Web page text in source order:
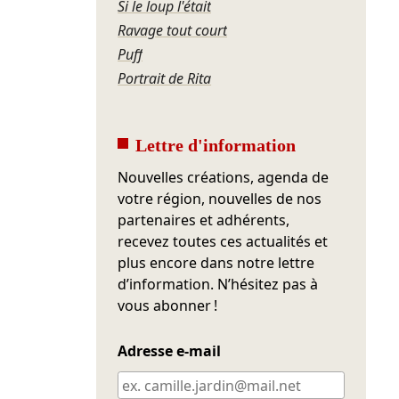
Si le loup l'était
Ravage tout court
Puff
Portrait de Rita
Lettre d'information
Nouvelles créations, agenda de
votre région, nouvelles de nos
partenaires et adhérents,
recevez toutes ces actualités et
plus encore dans notre lettre
d’information. N’hésitez pas à
vous abonner !
Adresse e-mail